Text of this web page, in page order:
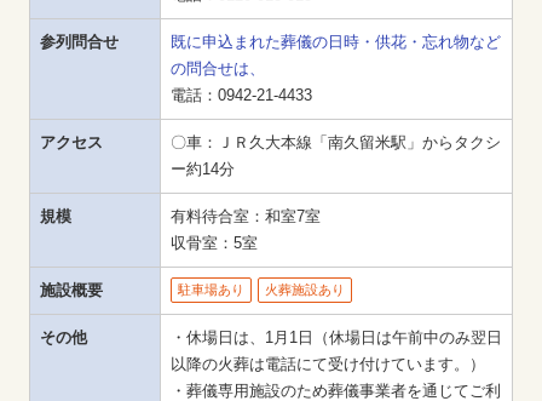
参列問合せ
既に申込まれた葬儀の日時・供花・忘れ物など
の問合せは、
電話： 0942-21-4433
アクセス
〇車：ＪＲ久大本線「南久留米駅」からタクシ
ー約14分
規模
有料待合室：和室7室
収骨室：5室
施設概要 駐車場あり 火葬施設あり
その他
・休場日は、1月1日（休場日は午前中のみ翌日
以降の火葬は電話にて受け付けています。）
・葬儀専用施設のため葬儀事業者を通じてご利